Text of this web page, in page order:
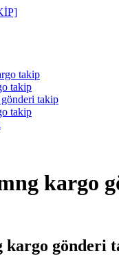
takip
takip
takip
takip
kargo
kargo gönderi